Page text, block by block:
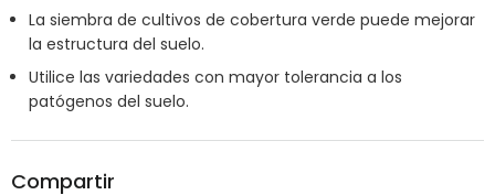
La siembra de cultivos de cobertura verde puede mejorar
la estructura del suelo.
Utilice las variedades con mayor tolerancia a los
patógenos del suelo.
Compartir